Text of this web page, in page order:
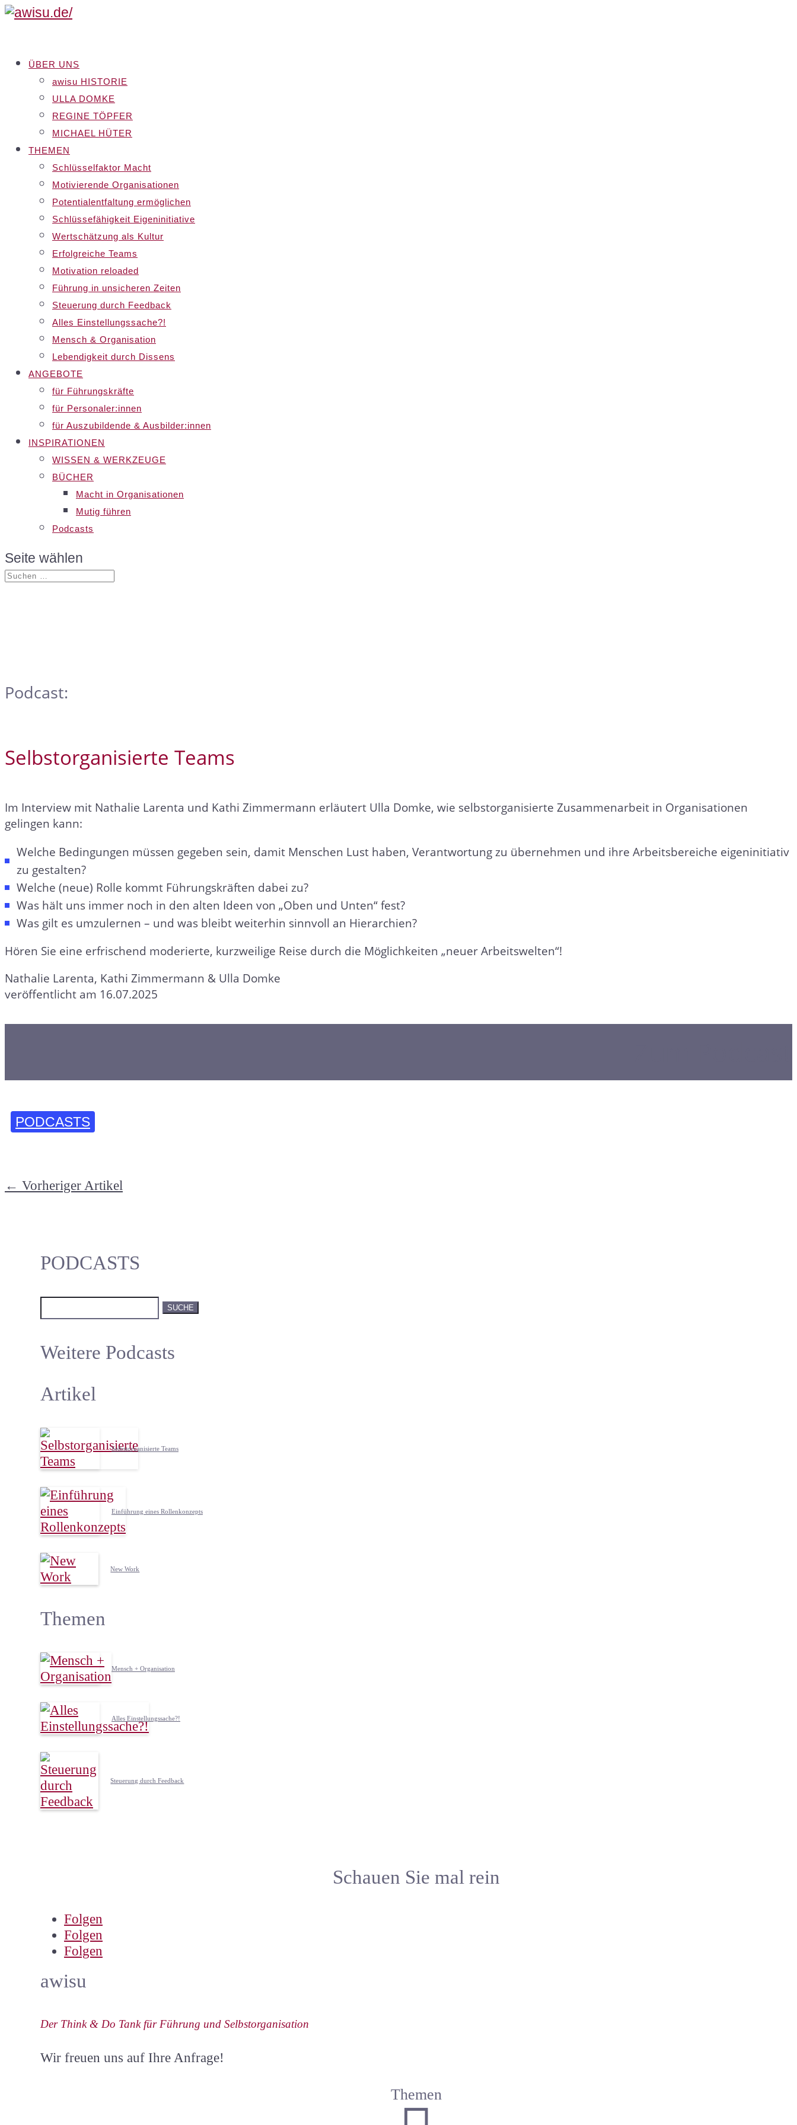
ÜBER UNS
awisu HISTORIE
ULLA DOMKE
REGINE TÖPFER
MICHAEL HÜTER
THEMEN
Schlüsselfaktor Macht
Motivierende Organisationen
Potentialentfaltung ermöglichen
Schlüssefähigkeit Eigeninitiative
Wertschätzung als Kultur
Erfolgreiche Teams
Motivation reloaded
Führung in unsicheren Zeiten
Steuerung durch Feedback
Alles Einstellungssache?!
Mensch & Organisation
Lebendigkeit durch Dissens
ANGEBOTE
für Führungskräfte
für Personaler:innen
für Auszubildende & Ausbilder:innen
INSPIRATIONEN
WISSEN & WERKZEUGE
BÜCHER
Macht in Organisationen
Mutig führen
Podcasts
Seite wählen
Podcast:
Selbstorganisierte Teams
Im Interview mit Nathalie Larenta und Kathi Zimmermann erläutert Ulla Domke, wie selbstorganisierte Zusammenarbeit in Organisationen
gelingen kann:
Welche Bedingungen müssen gegeben sein, damit Menschen Lust haben, Verantwortung zu übernehmen und ihre Arbeitsbereiche eigeninitiativ
zu gestalten?
Welche (neue) Rolle kommt Führungskräften dabei zu?
Was hält uns immer noch in den alten Ideen von „Oben und Unten“ fest?
Was gilt es umzulernen – und was bleibt weiterhin sinnvoll an Hierarchien?
Hören Sie eine erfrischend moderierte, kurzweilige Reise durch die Möglichkeiten „neuer Arbeitswelten“!
Nathalie Larenta, Kathi Zimmermann & Ulla Domke
veröffentlicht am 16.07.2025
PODCASTS
← Vorheriger Artikel
PODCASTS
nach:
Weitere Podcasts
Artikel
Selbstorganisierte Teams
Einführung eines Rollenkonzepts
New Work
Themen
Mensch + Organisation
Alles Einstellungssache?!
Steuerung durch Feedback
Schauen Sie mal rein
Folgen
Folgen
Folgen
awisu
Der Think & Do Tank für Führung und Selbstorganisation
Wir freuen uns auf Ihre Anfrage!
Themen